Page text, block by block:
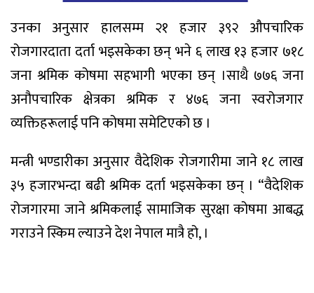
उनका अनुसार हालसम्म २१ हजार ३९२ औपचारिक
रोजगारदाता दर्ता भइसकेका छन् भने ६ लाख १३ हजार ७१८
जना श्रमिक कोषमा सहभागी भएका छन् ।साथै ७७६ जना
अनौपचारिक क्षेत्रका श्रमिक र ४७६ जना स्वरोजगार
व्यक्तिहरूलाई पनि कोषमा समेटिएको छ ।
मन्त्री भण्डारीका अनुसार वैदेशिक रोजगारीमा जाने १८ लाख
३५ हजारभन्दा बढी श्रमिक दर्ता भइसकेका छन् । “वैदेशिक
रोजगारमा जाने श्रमिकलाई सामाजिक सुरक्षा कोषमा आबद्ध
गराउने स्किम ल्याउने देश नेपाल मात्रै हो, ।